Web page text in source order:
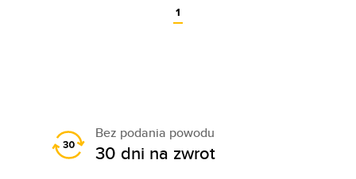
1
Bez podania powodu
30 dni na zwrot